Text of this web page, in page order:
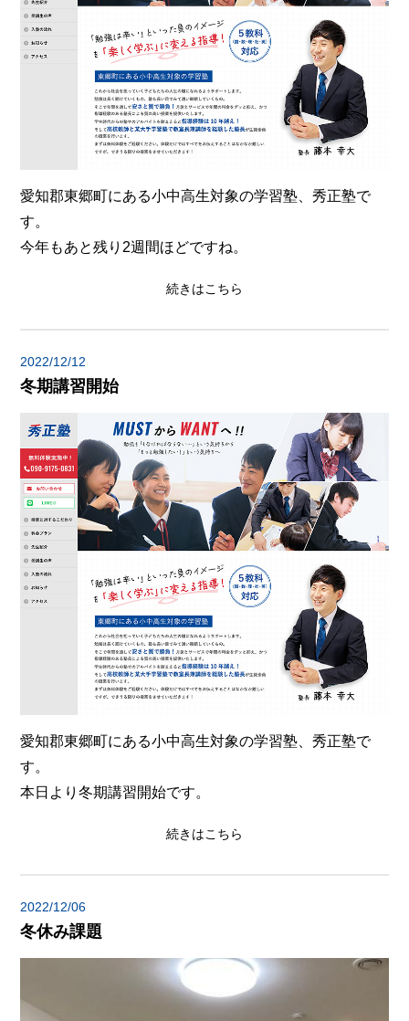
愛知郡東郷町にある小中高生対象の学習塾、秀正塾で
す。
今年もあと残り2週間ほどですね。
続きはこちら
2022/12/12
冬期講習開始
愛知郡東郷町にある小中高生対象の学習塾、秀正塾で
す。
本日より冬期講習開始です。
続きはこちら
2022/12/06
冬休み課題